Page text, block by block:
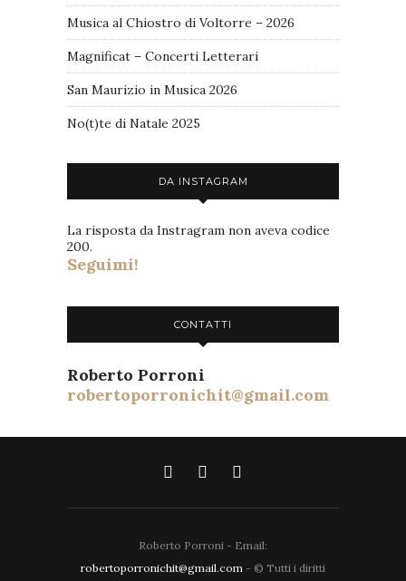
Musica al Chiostro di Voltorre – 2026
Magnificat – Concerti Letterari
San Maurizio in Musica 2026
No(t)te di Natale 2025
DA INSTAGRAM
La risposta da Instragram non aveva codice
200.
Seguimi!
CONTATTI
Roberto Porroni
robertoporronichit@gmail.com
Roberto Porroni - Email:
robertoporronichit@gmail.com - © Tutti i diritti